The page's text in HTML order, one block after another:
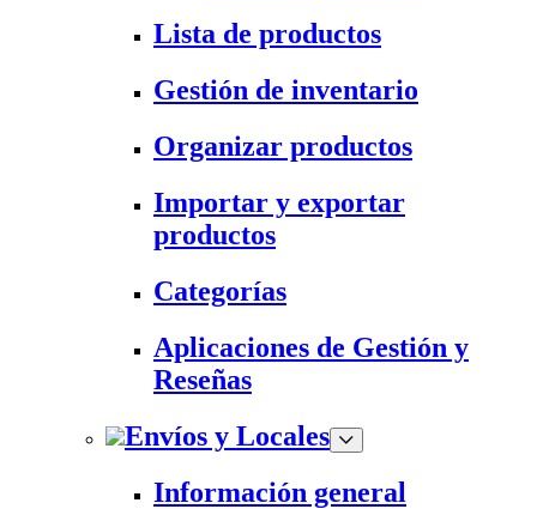
Lista de productos
Gestión de inventario
Organizar productos
Importar y exportar
productos
Categorías
Aplicaciones de Gestión y
Reseñas
Envíos y Locales
Información general